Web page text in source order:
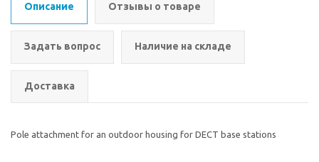
Описание Отзывы о товаре
Задать вопрос Наличие на складе
Доставка
Pole attachment for an outdoor housing for DECT base stations